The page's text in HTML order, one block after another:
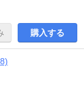
購入する